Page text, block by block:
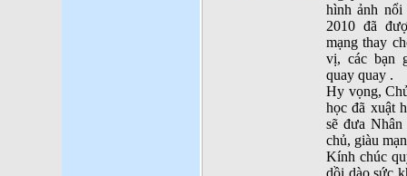
hình ảnh nổi
2010 đã
mạng thay
vị, các bạn
quay quay .
Hy vọng,
học đã xuật
sẽ đưa
chủ, giàu
Kính chúc
dồi dào sức